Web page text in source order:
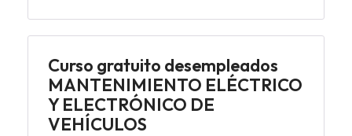
Curso gratuito desempleados
MANTENIMIENTO ELÉCTRICO
Y ELECTRÓNICO DE
VEHÍCULOS